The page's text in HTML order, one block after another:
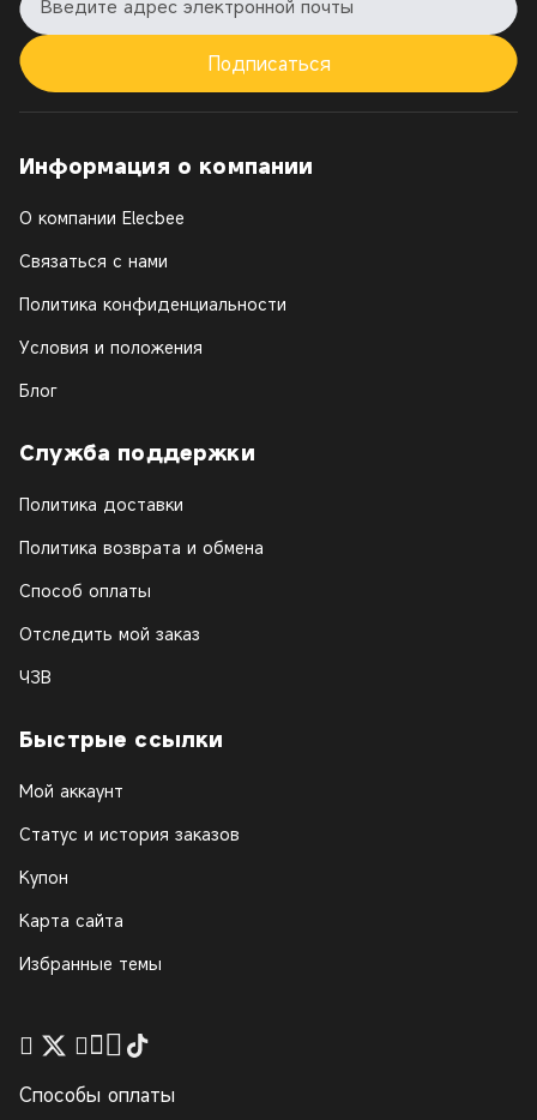
Подписаться
Информация о компании
О компании Elecbee
Связаться с нами
Политика конфиденциальности
Условия и положения
Блог
Служба поддержки
Политика доставки
Политика возврата и обмена
Способ оплаты
Отследить мой заказ
ЧЗВ
Быстрые ссылки
Мой аккаунт
Статус и история заказов
Купон
Карта сайта
Избранные темы
Способы оплаты